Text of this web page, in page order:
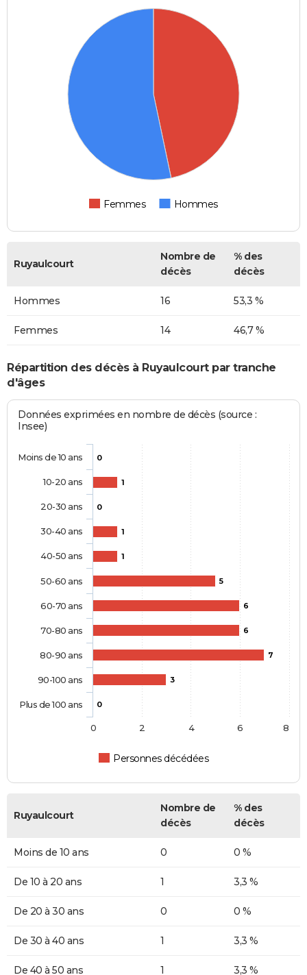
Femmes Hommes
Ruyaulcourt
Nombre de
décès
% des
décès
Hommes 16 53,3 %
Femmes 14 46,7 %
Répartition des décès à Ruyaulcourt par tranche
d'âges
Données exprimées en nombre de décès (source :
Insee)
0
1
0
1
1
5
6
6
7
3
0
Personnes décédées
Moins de 10 ans
10-20 ans
20-30 ans
30-40 ans
40-50 ans
50-60 ans
60-70 ans
70-80 ans
80-90 ans
90-100 ans
Plus de 100 ans
0 2 4 6 8
Ruyaulcourt
Nombre de
décès
% des
décès
Moins de 10 ans 0 0 %
De 10 à 20 ans 1 3,3 %
De 20 à 30 ans 0 0 %
De 30 à 40 ans 1 3,3 %
De 40 à 50 ans 1 3,3 %